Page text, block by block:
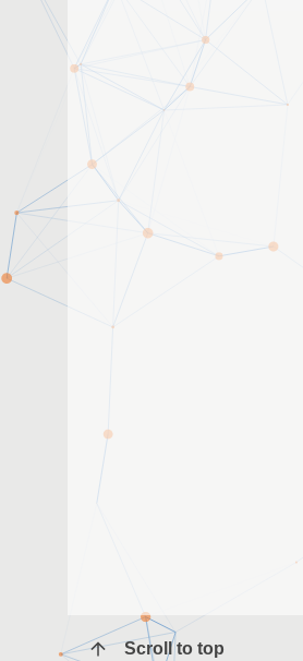
Scroll to top